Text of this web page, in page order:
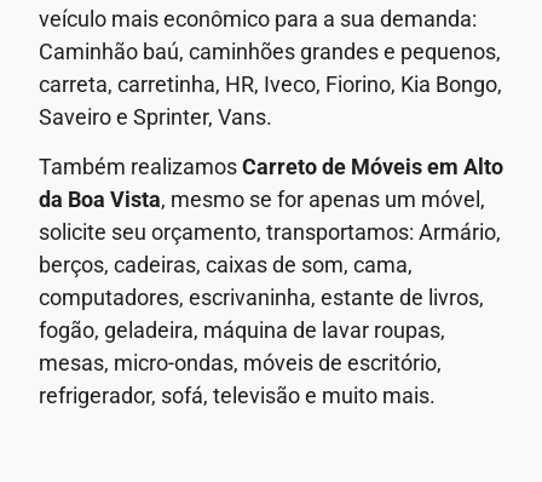
veículo mais econômico para a sua demanda:
Caminhão baú, caminhões grandes e pequenos,
carreta, carretinha, HR, Iveco, Fiorino, Kia Bongo,
Saveiro e Sprinter, Vans.
Também realizamosCarreto de Móveis em Alto
da Boa Vista, mesmo se for apenas um móvel,
solicite seu orçamento, transportamos: Armário,
berços, cadeiras, caixas de som, cama,
computadores, escrivaninha, estante de livros,
fogão, geladeira, máquina de lavar roupas,
mesas, micro-ondas, móveis de escritório,
refrigerador, sofá, televisão e muito mais.